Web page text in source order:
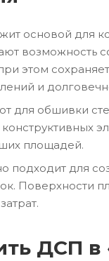
основой для
возможность
этом
и
для обшивки
площадей.
подходит для
Поверхности
ДСП в